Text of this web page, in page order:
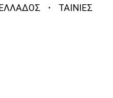
· ΤΑΙΝΙΕΣ